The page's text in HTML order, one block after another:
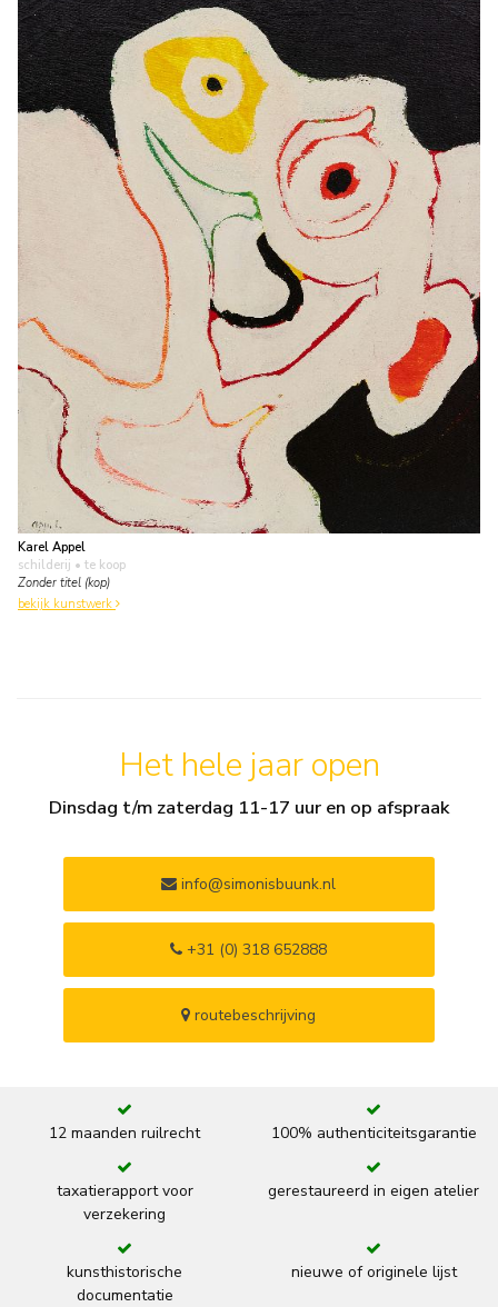
Karel Appel
schilderij • te koop
Zonder titel (kop)
bekijk kunstwerk
Het hele jaar open
Dinsdag t/m zaterdag 11-17 uur en op afspraak
info@simonisbuunk.nl
+31 (0) 318 652888
routebeschrijving
12 maanden ruilrecht 100% authenticiteitsgarantie
taxatierapport voor
verzekering
gerestaureerd in eigen atelier
kunsthistorische
documentatie
nieuwe of originele lijst